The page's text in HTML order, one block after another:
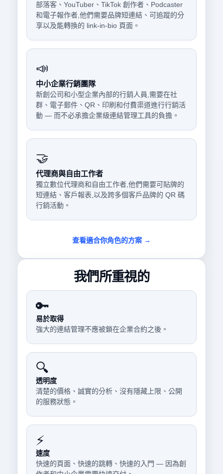
部落客、YouTuber、TikTok 創作者、Podcaster
和電子報作者,他們需要品牌短連結、可追蹤的分
享以及能轉換的 link-in-bio 頁面。
📣
中小企業行銷團隊
新創公司和小型企業內部的行銷人員,需要在社
群、電子郵件、QR、印刷和付費渠道進行行銷活
動 — 而不必承擔企業級連結管理工具的負擔。
🤝
代理商與自由工作者
獨立數位代理商和自由工作者,他們需要可貼牌的
短連結、客戶報表,以及跨多個客戶品牌的 QR 碼
行銷活動。
查看適合你角色的方案 →
我們所重視的
🔑
易於取得
強大的連結管理不應被鎖在企業合約之後。
🔍
透明度
清楚的價格、誠實的分析、沒有隱藏上限、公開
的服務狀態。
⚡
速度
快速的頁面、快速的跳轉、快速的入門 — 因為創